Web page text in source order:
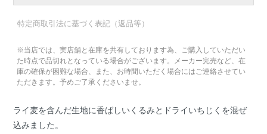
特定商取引法に基づく表記（返品等）
※当店では、実店舗と在庫を共有しております為、ご購入していただい
た時点で品切れとなっている場合がございます。メーカー完売など、在
庫の確保が困難な場合、また、お時間いただく場合にはご連絡させてい
ただきます。予めご了承くださいませ。
ライ麦を含んだ生地に香ばしいくるみとドライいちじくを混ぜ
込みました。